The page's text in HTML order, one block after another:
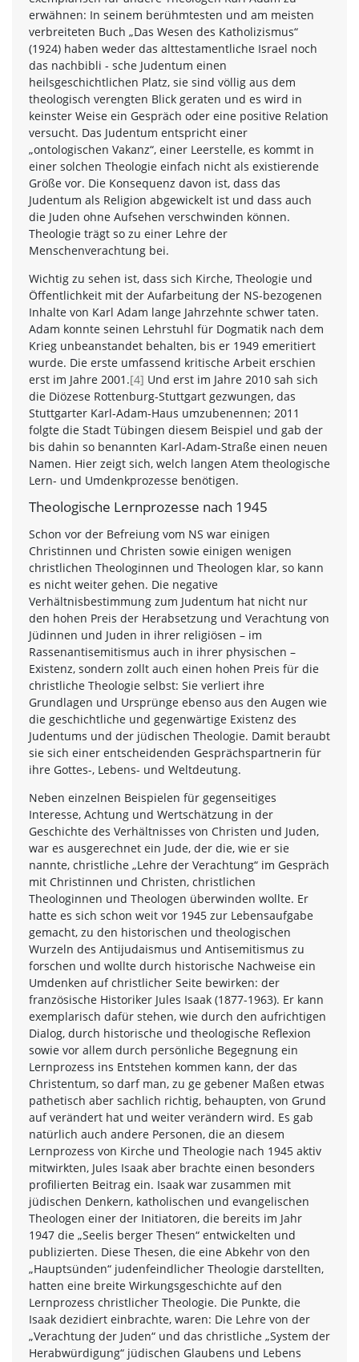
erwähnen: In seinem berühmtesten und am meisten
verbreiteten Buch „Das Wesen des Katholizismus“
(1924) haben weder das alttestamentliche Israel noch
das nachbibli - sche Judentum einen
heilsgeschichtlichen Platz, sie sind völlig aus dem
theologisch verengten Blick geraten und es wird in
keinster Weise ein Gespräch oder eine positive Relation
versucht. Das Judentum entspricht einer
„ontologischen Vakanz“, einer Leerstelle, es kommt in
einer solchen Theologie einfach nicht als existierende
Größe vor. Die Konsequenz davon ist, dass das
Judentum als Religion abgewickelt ist und dass auch
die Juden ohne Aufsehen verschwinden können.
Theologie trägt so zu einer Lehre der
Menschenverachtung bei.
Wichtig zu sehen ist, dass sich Kirche, Theologie und
Öffentlichkeit mit der Aufarbeitung der NS-bezogenen
Inhalte von Karl Adam lange Jahrzehnte schwer taten.
Adam konnte seinen Lehrstuhl für Dogmatik nach dem
Krieg unbeanstandet behalten, bis er 1949 emeritiert
wurde. Die erste umfassend kritische Arbeit erschien
erst im Jahre 2001.[4] Und erst im Jahre 2010 sah sich
die Diözese Rottenburg-Stuttgart gezwungen, das
Stuttgarter Karl-Adam-Haus umzubenennen; 2011
folgte die Stadt Tübingen diesem Beispiel und gab der
bis dahin so benannten Karl-Adam-Straße einen neuen
Namen. Hier zeigt sich, welch langen Atem theologische
Lern- und Umdenkprozesse benötigen.
Theologische Lernprozesse nach 1945
Schon vor der Befreiung vom NS war einigen
Christinnen und Christen sowie einigen wenigen
christlichen Theologinnen und Theologen klar, so kann
es nicht weiter gehen. Die negative
Verhältnisbestimmung zum Judentum hat nicht nur
den hohen Preis der Herabsetzung und Verachtung von
Jüdinnen und Juden in ihrer religiösen – im
Rassenantisemitismus auch in ihrer physischen –
Existenz, sondern zollt auch einen hohen Preis für die
christliche Theologie selbst: Sie verliert ihre
Grundlagen und Ursprünge ebenso aus den Augen wie
die geschichtliche und gegenwärtige Existenz des
Judentums und der jüdischen Theologie. Damit beraubt
sie sich einer entscheidenden Gesprächspartnerin für
ihre Gottes-, Lebens- und Weltdeutung.
Neben einzelnen Beispielen für gegenseitiges
Interesse, Achtung und Wertschätzung in der
Geschichte des Verhältnisses von Christen und Juden,
war es ausgerechnet ein Jude, der die, wie er sie
nannte, christliche „Lehre der Verachtung“ im Gespräch
mit Christinnen und Christen, christlichen
Theologinnen und Theologen überwinden wollte. Er
hatte es sich schon weit vor 1945 zur Lebensaufgabe
gemacht, zu den historischen und theologischen
Wurzeln des Antijudaismus und Antisemitismus zu
forschen und wollte durch historische Nachweise ein
Umdenken auf christlicher Seite bewirken: der
französische Historiker Jules Isaak (1877-1963). Er kann
exemplarisch dafür stehen, wie durch den aufrichtigen
Dialog, durch historische und theologische Reflexion
sowie vor allem durch persönliche Begegnung ein
Lernprozess ins Entstehen kommen kann, der das
Christentum, so darf man, zu ge gebener Maßen etwas
pathetisch aber sachlich richtig, behaupten, von Grund
auf verändert hat und weiter verändern wird. Es gab
natürlich auch andere Personen, die an diesem
Lernprozess von Kirche und Theologie nach 1945 aktiv
mitwirkten, Jules Isaak aber brachte einen besonders
profilierten Beitrag ein. Isaak war zusammen mit
jüdischen Denkern, katholischen und evangelischen
Theologen einer der Initiatoren, die bereits im Jahr
1947 die „Seelis berger Thesen“ entwickelten und
publizierten. Diese Thesen, die eine Abkehr von den
„Hauptsünden“ judenfeindlicher Theologie darstellten,
hatten eine breite Wirkungsgeschichte auf den
Lernprozess christlicher Theologie. Die Punkte, die
Isaak dezidiert einbrachte, waren: Die Lehre von der
„Verachtung der Juden“ und das christliche „System der
Herabwürdigung“ jüdischen Glaubens und Lebens